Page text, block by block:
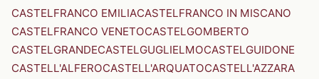
CASTELFRANCO EMILIACASTELFRANCO IN MISCANO
CASTELFRANCO VENETOCASTELGOMBERTO
CASTELGRANDECASTELGUGLIELMOCASTELGUIDONE
CASTELL'ALFEROCASTELL'ARQUATOCASTELL'AZZARA